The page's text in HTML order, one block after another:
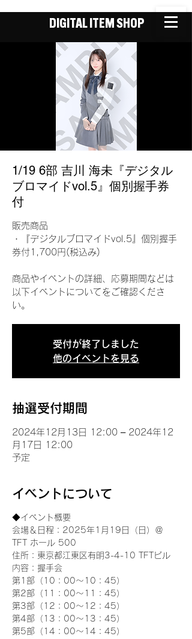
DIGITAL ITEM SHOP
1/19 6部 吉川 海未『デジタル
ブロマイドvol.5』個別握手券
付
販売商品
・『デジタルブロマイドvol.5』個別握手
券付1,700円(税込み)
商品やイベントの詳細、応募期間などは
以下イベントについてをご確認くださ
い。
受付が終了しました
他のイベントを見る
抽選受付期間
2024年12月13日 12:00 – 2024年12
月17日 12:00
予定
イベントについて
◆イベント概要
会場＆日程：2025年1月19日（日）＠
TFT ホール 500
住所：東京都江東区有明3-4-10 TFTビル
内容：握手会
第1部（10：00～10：45）
第2部（11：00～11：45）
第3部（12：00～12：45）
第4部（13：00～13：45）
第5部（14：00～14：45）